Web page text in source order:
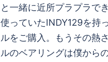
と一緒に近所プラプラで
使っていたINDY129を持
ルをご購入。もうその熱
ルのベアリングは僕から